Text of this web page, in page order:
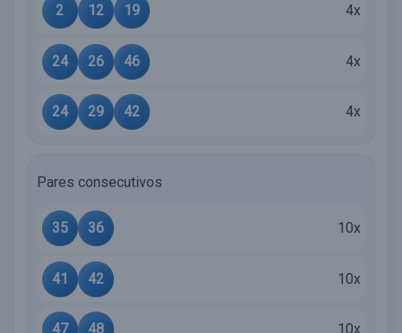
2 12 19 4x
24 26 46 4x
24 29 42 4x
Pares consecutivos
35 36 10x
41 42 10x
47 48 10x